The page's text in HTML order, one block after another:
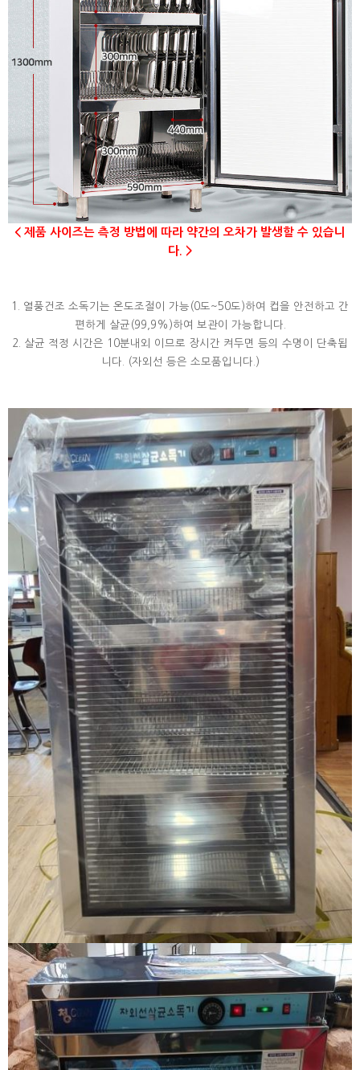
< 제품 사이즈는 측정 방법에 따라 약간의 오차가 발생할 수 있습니
다. >
1. 열풍건조 소독기는 온도조절이 가능(0도~50도)하여 컵을 안전하고 간
편하게 살균(99,9%)하여 보관이 가능합니다.
​2. 살균 적정 시간은 10분내외 이므로 장시간 켜두면 등의 수명이 단축됩
니다. (자외선 등은 소모품입니다.)